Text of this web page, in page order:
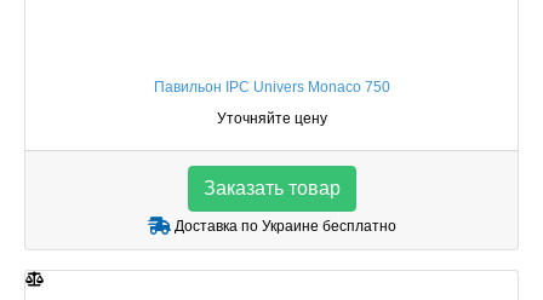
Павильон IPC Univers Monaco 750
Уточняйте цену
Заказать товар
Доставка по Украине бесплатно